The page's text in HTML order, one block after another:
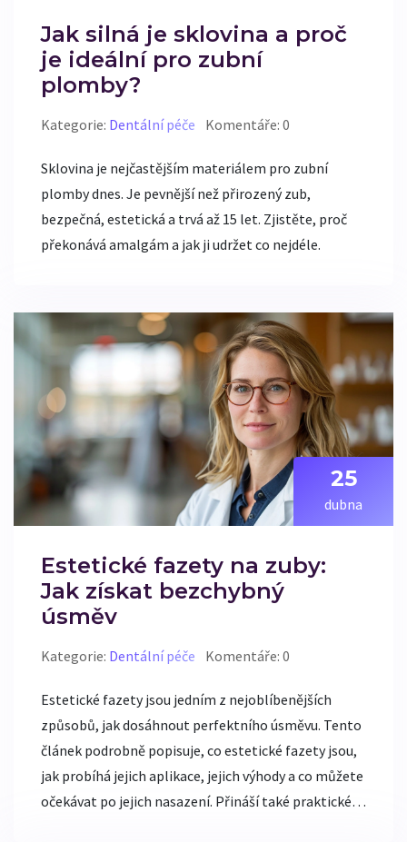
Jak silná je sklovina a proč
je ideální pro zubní
plomby?
Kategorie: Dentální péče Komentáře: 0
Sklovina je nejčastějším materiálem pro zubní
plomby dnes. Je pevnější než přirozený zub,
bezpečná, estetická a trvá až 15 let. Zjistěte, proč
překonává amalgám a jak ji udržet co nejdéle.
25
dubna
Estetické fazety na zuby:
Jak získat bezchybný
úsměv
Kategorie: Dentální péče Komentáře: 0
Estetické fazety jsou jedním z nejoblíbenějších
způsobů, jak dosáhnout perfektního úsměvu. Tento
článek podrobně popisuje, co estetické fazety jsou,
jak probíhá jejich aplikace, jejich výhody a co můžete
očekávat po jejich nasazení. Přináší také praktické